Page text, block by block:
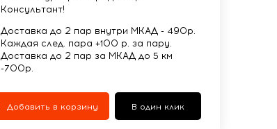
Консультант!
Доставка до 2 пар внутри МКАД - 490р.
Каждая след. пара +100 р. за пару.
Доставка до 2 пар за МКАД до 5 км
-700р.
Добавить в корзину В один клик